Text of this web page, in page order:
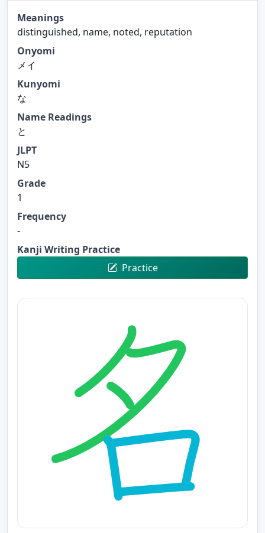
Meanings
distinguished, name, noted, reputation
Onyomi
メイ
Kunyomi
な
Name Readings
と
JLPT
N5
Grade
1
Frequency
-
Kanji Writing Practice
Practice